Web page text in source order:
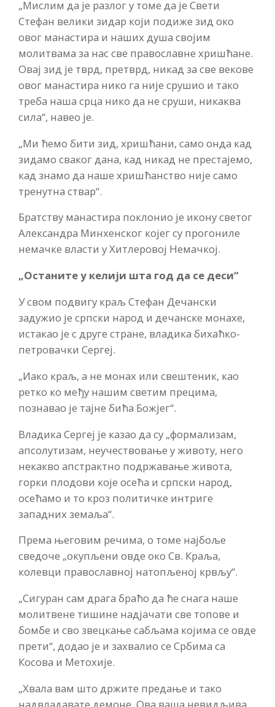
„Мислим да је разлог у томе да је Свети
Стефан велики зидар који подиже зид око
овог манастира и наших душа својим
молитвама за нас све православне хришћане.
Овај зид је тврд, претврд, никад за све векове
овог манастира нико га није срушио и тако
треба наша срца нико да не сруши, никаква
сила“, навео је.
„Ми ћемо бити зид, хришћани, само онда кад
зидамо сваког дана, кад никад не престајемо,
кад знамо да наше хришћанство није само
тренутна ствар“.
Братству манастира поклонио је икону светог
Александра Минхенског којег су прогониле
немачке власти у Хитлеровој Немачкој.
„Останите у келији шта год да се деси“
У свом подвигу краљ Стефан Дечански
задужио је српски народ и дечанске монахе,
истакао је с друге стране, владика бихаћко-
петровачки Сергеј.
„Иако краљ, а не монах или свештеник, као
ретко ко међу нашим светим прецима,
познавао је тајне бића Божјег“.
Владика Сергеј је казао да су „формализам,
апсолутизам, неучествовање у животу, него
некакво апстрактно подржавање живота,
горки плодови које осећа и српски народ,
осећамо и то кроз политичке интриге
западних земаља“.
Према његовим речима, о томе најбоље
сведоче „окупљени овде око Св. Краља,
колевци православној натопљеној крвљу“.
„Сигуран сам драга браћо да ће снага наше
молитвене тишине надјачати све топове и
бомбе и сво звецкање сабљама којима се овде
прети“, додао је и захвалио се Србима са
Косова и Метохије.
„Хвала вам што држите предање и тако